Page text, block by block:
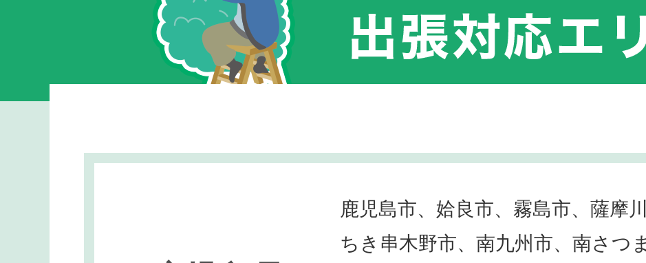
鹿児島市、姶良市、霧島市、薩摩
ちき串木野市、南九州市、南さつ